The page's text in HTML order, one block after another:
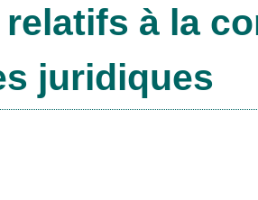
relatifs à la
juridiques